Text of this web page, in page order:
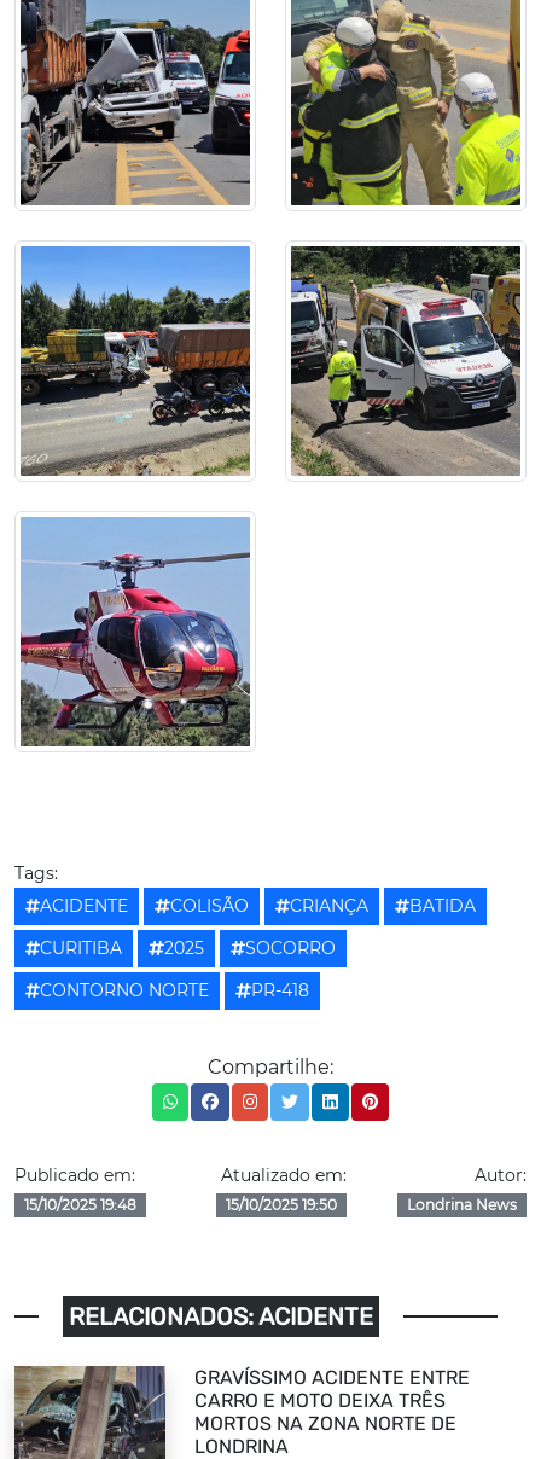
Tags:
ACIDENTE
COLISÃO CRIANÇA
BATIDA
CURITIBA
2025
SOCORRO
CONTORNO NORTE
PR-418
Compartilhe:
Publicado em:
15/10/2025 19:48
Atualizado em:
15/10/2025 19:50
Autor:
Londrina News
RELACIONADOS: ACIDENTE
GRAVÍSSIMO ACIDENTE ENTRE
CARRO E MOTO DEIXA TRÊS
MORTOS NA ZONA NORTE DE
LONDRINA